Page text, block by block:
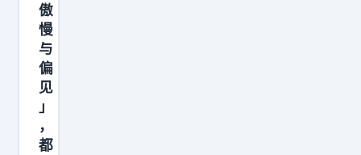
！
这
就
是
我
教
傲
慢
与
偏
见
」
，
都